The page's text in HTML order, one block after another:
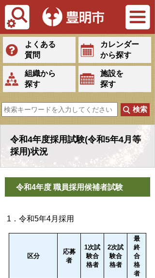
Tiếng Việt
よくある
質問
カレンダー
から探す
組織から
探す
施設を
探す
令和4年度採用試験(令和5年4月等
採用)状況
令和4年度 職員採用候補者試験
1．令和5年4月採用
区分
応募
者
1次試
験合
格者
2次試
験合
格者
最
終
合
格
者